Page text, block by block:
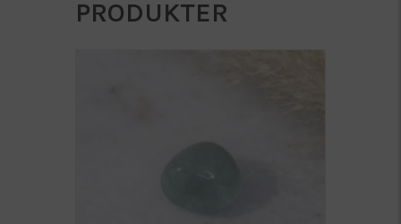
PRODUKTER